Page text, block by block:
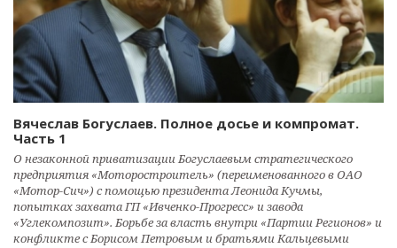
Вячеслав Богуслаев. Полное досье и компромат.
Часть 1
О незаконной приватизации Богуслаевым стратегического
предприятия «Моторостроитель» (переименованного в ОАО
«Мотор-Сич») с помощью президента Леонида Кучмы,
попытках захвата ГП «Ивченко-Прогресс» и завода
«Углекомпозит». Борьбе за власть внутри «Партии Регионов» и
конфликте с Борисом Петровым и братьями Кальцевыми